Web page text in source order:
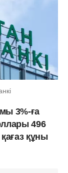
3%-ға
496
құны